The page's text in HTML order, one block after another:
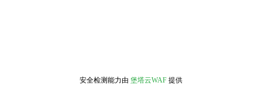
安全检测能力由 堡塔云WAF 提供